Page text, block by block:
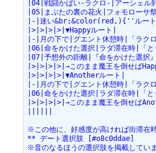
|04|戦闘かばい-ラクロ-|アーシェル
|05|まぶたの裏の花火|フォモローサ
|-|迷い&br;&color(red,){''ルート
|>|>|>|>|▼Happyルート|
|-|月の下で|グエント休憩時|「ラク
|06|命をかけた選択|ラダ滞在時|「
|07|予想外の距離|『命をかけた選択
|>|>|>|>|→このまま魔王を倒せば
|>|>|>|>|▼Anotherルート|
|-|月の下で|グエント休憩時|「ラク
|06|命をかけた選択|ラダ滞在時|「
|>|>|>|>|→このまま魔王を倒せば
※この他に、好感度が高ければ街滞在
** デート選択肢 [#o8c0ddae]
※音のなるほうの選択肢を掲載してい